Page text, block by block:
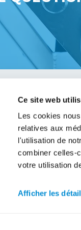
Ce site web
Les cookies
relatives aux
l'utilisation de
combiner celles-
votre utilisation
Afficher les